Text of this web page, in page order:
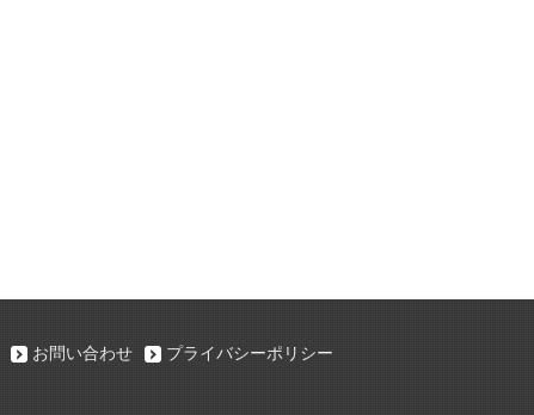
お問い合わせ
プライバシーポリシー